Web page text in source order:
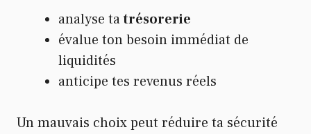
analyse tatrésorerie
évalue ton besoin immédiat de
liquidités
anticipe tes revenus réels
Un mauvais choix peut réduire ta sécurité